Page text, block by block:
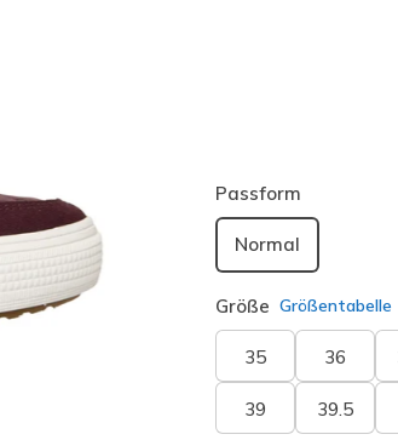
Passform
Normal
Größe Größentabelle
35 36
39 39.5